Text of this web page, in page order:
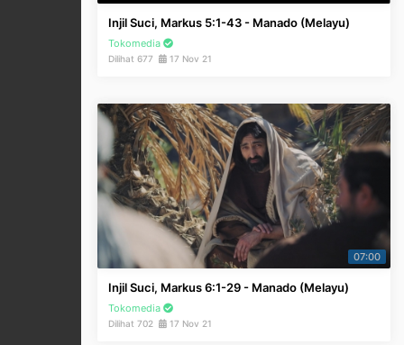
Injil Suci, Markus 5:1-43 - Manado (Melayu)
Tokomedia
Dilihat 677 17 Nov 21
07:00
Injil Suci, Markus 6:1-29 - Manado (Melayu)
Tokomedia
Dilihat 702 17 Nov 21